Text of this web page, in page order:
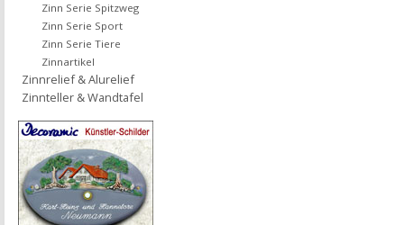
Zinn Serie Spitzweg
Zinn Serie Sport
Zinn Serie Tiere
Zinnartikel
Zinnrelief & Alurelief
Zinnteller & Wandtafel